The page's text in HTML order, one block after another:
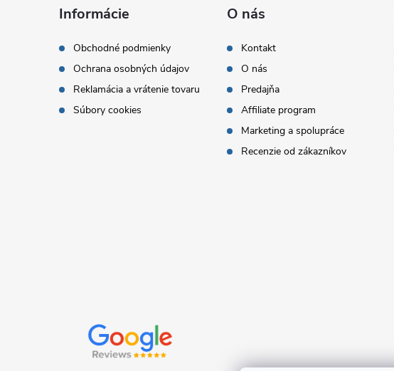
Informácie
Obchodné podmienky
Ochrana osobných údajov
Reklamácia a vrátenie tovaru
Súbory cookies
O nás
Kontakt
O nás
Predajňa
Affiliate program
Marketing a spolupráce
Recenzie od zákazníkov